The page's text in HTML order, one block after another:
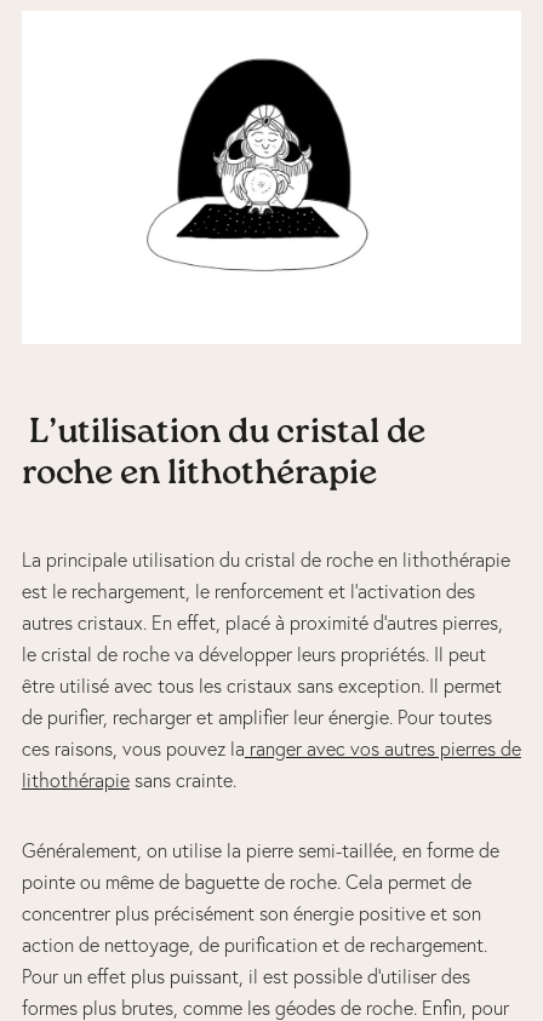
L’utilisation du cristal de
roche en lithothérapie
La principale utilisation du cristal de roche en lithothérapie
est le rechargement, le renforcement et l’activation des
autres cristaux. En effet, placé à proximité d’autres pierres,
le cristal de roche va développer leurs propriétés. Il peut
être utilisé avec tous les cristaux sans exception. Il permet
de purifier, recharger et amplifier leur énergie. Pour toutes
ces raisons, vous pouvez la ranger avec vos autres pierres de
lithothérapiesans crainte.
Généralement, on utilise la pierre semi-taillée, en forme de
pointe ou même de baguette de roche. Cela permet de
concentrer plus précisément son énergie positive et son
action de nettoyage, de purification et de rechargement.
Pour un effet plus puissant, il est possible d’utiliser des
formes plus brutes, comme les géodes de roche. Enfin, pour